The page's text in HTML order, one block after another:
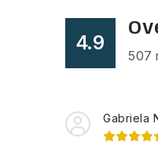
e
p
r
k
4.9
507
Gabriela